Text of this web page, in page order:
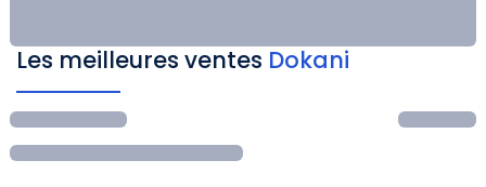
Les meilleures ventes Dokani